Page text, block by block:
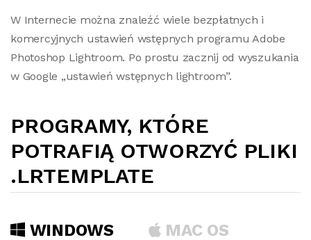
W Internecie można znaleźć wiele bezpłatnych i
komercyjnych ustawień wstępnych programu Adobe
Photoshop Lightroom. Po prostu zacznij od wyszukania
w Google „ustawień wstępnych lightroom”.
PROGRAMY, KTÓRE
POTRAFIĄ OTWORZYĆ PLIKI
.LRTEMPLATE
WINDOWS MAC OS